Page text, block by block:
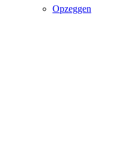
Opzeggen